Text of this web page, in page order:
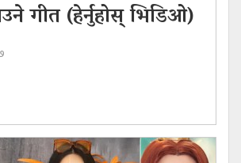
गीत (हेर्नुहोस् भिडिओ)